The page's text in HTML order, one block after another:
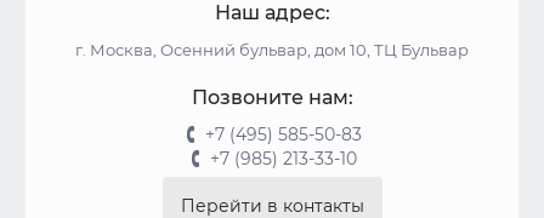
Наш адрес:
г. Москва, Осенний бульвар, дом 10, ТЦ Бульвар
Позвоните нам:
+7 (495) 585-50-83
+7 (985) 213-33-10
Перейти в контакты